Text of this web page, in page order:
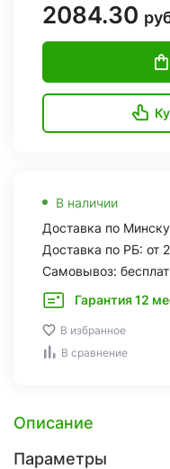
2084.30
В наличии
Доставка по
Доставка по РБ: от
Самовывоз:
Гарантия 12
В избранное
В сравнение
Описание
Параметры